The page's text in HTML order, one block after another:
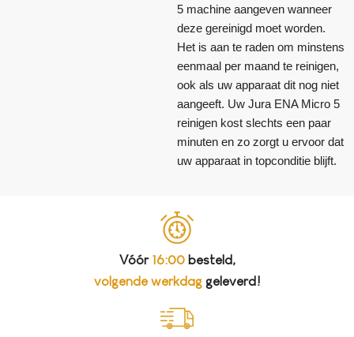
5 machine aangeven wanneer
deze gereinigd moet worden.
Het is aan te raden om minstens
eenmaal per maand te reinigen,
ook als uw apparaat dit nog niet
aangeeft. Uw Jura ENA Micro 5
reinigen kost slechts een paar
minuten en zo zorgt u ervoor dat
uw apparaat in topconditie blijft.
Vóór 16:00besteld,
volgende werkdaggeleverd!